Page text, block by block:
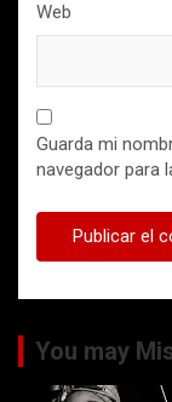
Web
Guarda mi
navegador para
You may